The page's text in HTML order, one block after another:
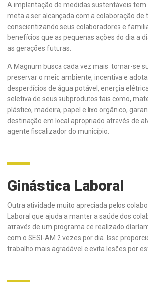
A implantação de medidas sustentáveis tem
meta a ser alcançada com a colaboração de
conscientizando seus colaboradores e
benefícios que as pequenas ações do dia a
as gerações futuras.
A Magnum busca cada vez mais tornar-se
preservar o meio ambiente, incentiva e
desperdícios de água potável, energia
seletiva de seus subprodutos tais como,
plástico, madeira, papel e lixo orgânico,
destinação em local apropriado através de
agente fiscalizador do município.
Ginástica Laboral
Outra atividade muito apreciada pelos
Laboral que ajuda a manter a saúde dos
através de um programa de realizado
com o SESI-AM 2 vezes por dia. Isso
trabalho mais agradável e evita lesões por